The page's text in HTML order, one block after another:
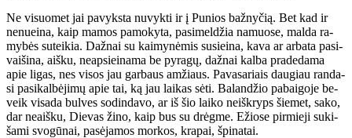
Ne vi­suo­met jai pa­vyks­ta nu­vyk­ti ir į Pu­nios baž­ny­čią. Bet kad ir
ne­nu­ei­na, kaip ma­mos pa­mo­ky­ta, pa­si­mel­džia na­muo­se, mal­da ra­
my­bės su­tei­kia. Daž­nai su kai­my­nė­mis su­si­ei­na, ka­va ar ar­ba­ta pa­si­
vai­ši­na, aiš­ku, neap­si­ei­na­ma be py­ra­gų, daž­nai kal­ba pra­de­da­ma
apie li­gas, nes vi­sos jau gar­baus am­žiaus. Pa­va­sa­riais dau­giau ran­da­
si pa­si­kal­bė­ji­mų apie tai, ką jau lai­kas sė­ti. Ba­lan­džio pa­bai­go­je be­
veik vi­sa­da bul­ves so­din­da­vo, ar iš šio lai­ko ne­iš­kryps šie­met, sa­ko,
dar ne­aiš­ku, Die­vas ži­no, kaip bus su drėg­me. Ežio­se pir­mie­ji su­ki­
ša­mi svo­gū­nai, pa­sė­ja­mos mor­kos, kra­pai, špi­na­tai.